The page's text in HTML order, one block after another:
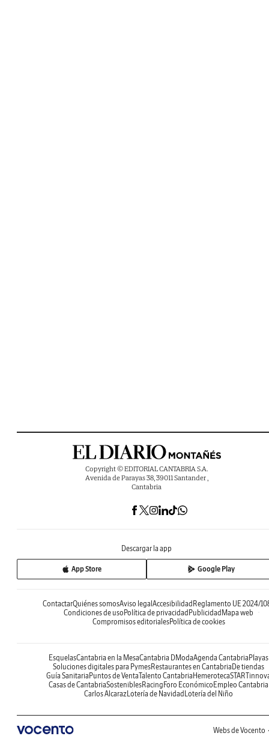
Copyright © EDITORIAL CANTABRIA S.A.
Avenida de Parayas 38, 39011 Santander ,
Cantabria
Descargar la app
App Store Google Play
ContactarQuiénes somosAviso legalAccesibilidadReglamento UE 2024/
Condiciones de usoPolítica de privacidadPublicidadMapa web
Compromisos editorialesPolítica de cookies
EsquelasCantabria en la MesaCantabria DModaAgenda CantabriaPlayas
Soluciones digitales para PymesRestaurantes en CantabriaDe tiendas
Guía SanitariaPuntos de VentaTalento CantabriaHemeroteca
Casas de CantabriaSosteniblesRacingForo EconómicoEmpleo Cantabria
Carlos AlcarazLotería de NavidadLotería del Niño
Webs de Vocento